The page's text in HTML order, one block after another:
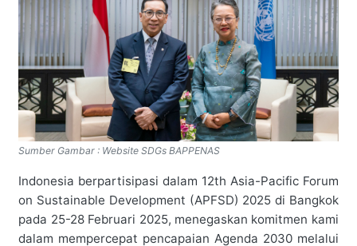
Sumber Gambar : Website SDGs BAPPENAS
Indonesia berpartisipasi dalam 12th Asia-Pacific Forum
on Sustainable Development (APFSD) 2025 di Bangkok
pada 25-28 Februari 2025, menegaskan komitmen kami
dalam mempercepat pencapaian Agenda 2030 melalui